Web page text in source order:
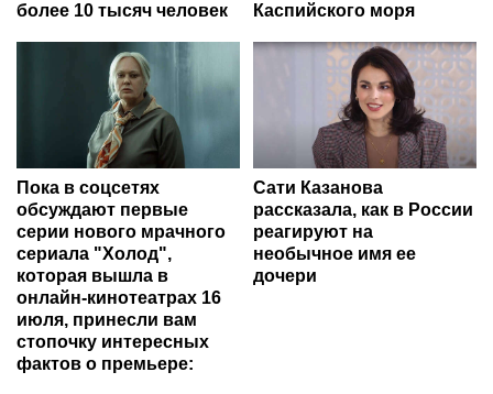
более 10 тысяч человек
Каспийского моря
Пока в соцсетях
обсуждают первые
серии нового мрачного
сериала "Холод",
которая вышла в
онлайн-кинотеатрах 16
июля, принесли вам
стопочку интересных
фактов о премьере:
Сати Казанова
рассказала, как в России
реагируют на
необычное имя ее
дочери